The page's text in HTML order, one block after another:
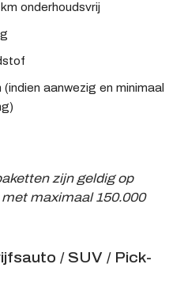
onderhoudsvrij
aanwezig en minimaal
zijn geldig op
maximaal 150.000
/ SUV / Pick-